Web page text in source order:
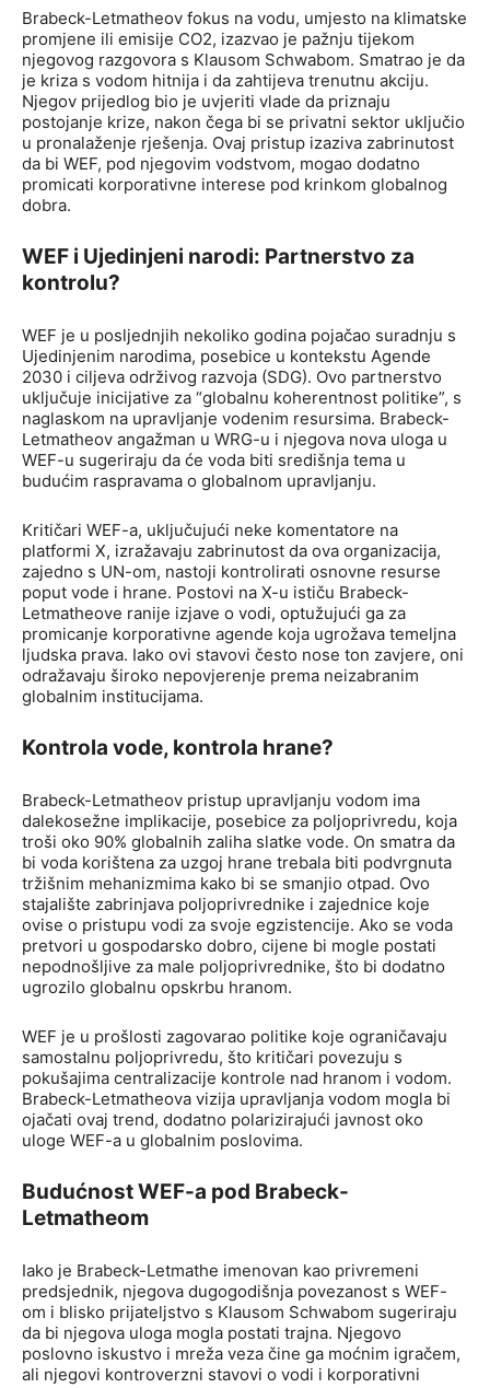
Brabeck-Letmatheov fokus na vodu, umjesto na klimatske
promjene ili emisije CO2, izazvao je pažnju tijekom
njegovog razgovora s Klausom Schwabom. Smatrao je da
je kriza s vodom hitnija i da zahtijeva trenutnu akciju.
Njegov prijedlog bio je uvjeriti vlade da priznaju
postojanje krize, nakon čega bi se privatni sektor uključio
u pronalaženje rješenja. Ovaj pristup izaziva zabrinutost
da bi WEF, pod njegovim vodstvom, mogao dodatno
promicati korporativne interese pod krinkom globalnog
dobra.
WEF i Ujedinjeni narodi: Partnerstvo za
kontrolu?
WEF je u posljednjih nekoliko godina pojačao suradnju s
Ujedinjenim narodima, posebice u kontekstu Agende
2030 i ciljeva održivog razvoja (SDG). Ovo partnerstvo
uključuje inicijative za “globalnu koherentnost politike”, s
naglaskom na upravljanje vodenim resursima. Brabeck-
Letmatheov angažman u WRG-u i njegova nova uloga u
WEF-u sugeriraju da će voda biti središnja tema u
budućim raspravama o globalnom upravljanju.
Kritičari WEF-a, uključujući neke komentatore na
platformi X, izražavaju zabrinutost da ova organizacija,
zajedno s UN-om, nastoji kontrolirati osnovne resurse
poput vode i hrane. Postovi na X-u ističu Brabeck-
Letmatheove ranije izjave o vodi, optužujući ga za
promicanje korporativne agende koja ugrožava temeljna
ljudska prava. Iako ovi stavovi često nose ton zavjere, oni
odražavaju široko nepovjerenje prema neizabranim
globalnim institucijama.
Kontrola vode, kontrola hrane?
Brabeck-Letmatheov pristup upravljanju vodom ima
dalekosežne implikacije, posebice za poljoprivredu, koja
troši oko 90% globalnih zaliha slatke vode. On smatra da
bi voda korištena za uzgoj hrane trebala biti podvrgnuta
tržišnim mehanizmima kako bi se smanjio otpad. Ovo
stajalište zabrinjava poljoprivrednike i zajednice koje
ovise o pristupu vodi za svoje egzistencije. Ako se voda
pretvori u gospodarsko dobro, cijene bi mogle postati
nepodnošljive za male poljoprivrednike, što bi dodatno
ugrozilo globalnu opskrbu hranom.
WEF je u prošlosti zagovarao politike koje ograničavaju
samostalnu poljoprivredu, što kritičari povezuju s
pokušajima centralizacije kontrole nad hranom i vodom.
Brabeck-Letmatheova vizija upravljanja vodom mogla bi
ojačati ovaj trend, dodatno polarizirajući javnost oko
uloge WEF-a u globalnim poslovima.
Budućnost WEF-a pod Brabeck-
Letmatheom
Iako je Brabeck-Letmathe imenovan kao privremeni
predsjednik, njegova dugogodišnja povezanost s WEF-
om i blisko prijateljstvo s Klausom Schwabom sugeriraju
da bi njegova uloga mogla postati trajna. Njegovo
poslovno iskustvo i mreža veza čine ga moćnim igračem,
ali njegovi kontroverzni stavovi o vodi i korporativni